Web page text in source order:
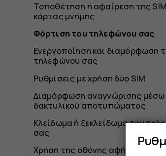
Τοποθέτηση ή αφαίρεση της
κάρτας μνήμης
Φόρτιση του τηλεφώνου σας
Ενεργοποίηση και διαμόρφωση
τηλεφώνου σας
Ρυθμίσεις με χρήση δύο SIM
Διαμόρφωση αναγνώρισης μέσω
δακτυλικού αποτυπώματος
Κλείδωμα ή ξεκλείδωμα του
σας
Χρήση της οθόνης αφής